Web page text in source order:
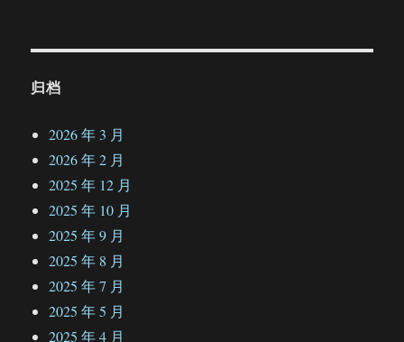
归档
2026 年 3 月
2026 年 2 月
2025 年 12 月
2025 年 10 月
2025 年 9 月
2025 年 8 月
2025 年 7 月
2025 年 5 月
2025 年 4 月